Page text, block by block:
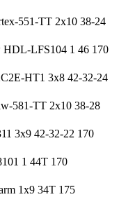
551-TT 2x10 38-24
HDL-LFS104 1 46 170
HT1 3x8 42-32-24
581-TT 2x10 38-28
3x9 42-32-22 170
1 44T 170
1x9 34T 175